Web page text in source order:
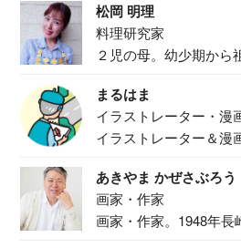
松岡 明理
料理研究家
２児の母。幼少期から
まるはま
イラストレーター・漫
イラストレーター＆漫
あきやま かぜさぶろう
画家・作家
画家・作家。1948年長